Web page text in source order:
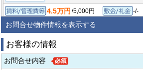
賃料/管理費等
4.5万円 /5,000円 -/-
間取り/専有面積
1K/21.93㎡
堺市中区新家町南海高野線 白鷺駅 徒歩9分
お問合せ物件情報を表示する
お客様の情報
お問合せ内容